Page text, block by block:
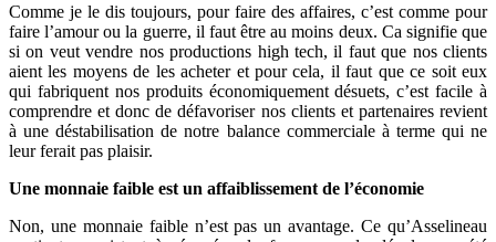
Comme je le dis toujours, pour faire des affaires, c’est comme pour
faire l’amour ou la guerre, il faut être au moins deux. Ca signifie que
si on veut vendre nos productions high tech, il faut que nos clients
aient les moyens de les acheter et pour cela, il faut que ce soit eux
qui fabriquent nos produits économiquement désuets, c’est facile à
comprendre et donc de défavoriser nos clients et partenaires revient
à une déstabilisation de notre balance commerciale à terme qui ne
leur ferait pas plaisir.
Une monnaie faible est un affaiblissement de l’économie
Non, une monnaie faible n’est pas un avantage. Ce qu’Asselineau